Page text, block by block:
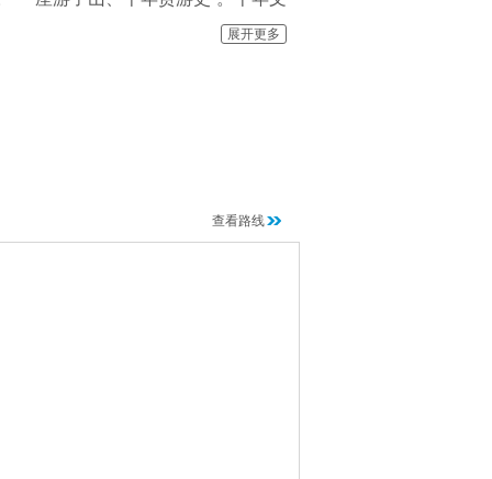
嚣，是您步入森林氧吧、探索大自
释慧深法师主持复建。占地约7公
展开更多
查看路线